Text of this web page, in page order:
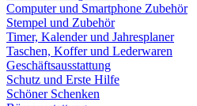
Computer und Smartphone Zubehör
Stempel und Zubehör
Timer, Kalender und Jahresplaner
Taschen, Koffer und Lederwaren
Geschäftsausstattung
Schutz und Erste Hilfe
Schöner Schenken